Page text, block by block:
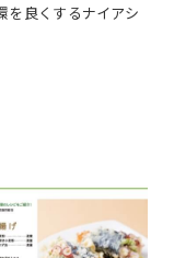
を良くするナイアシ